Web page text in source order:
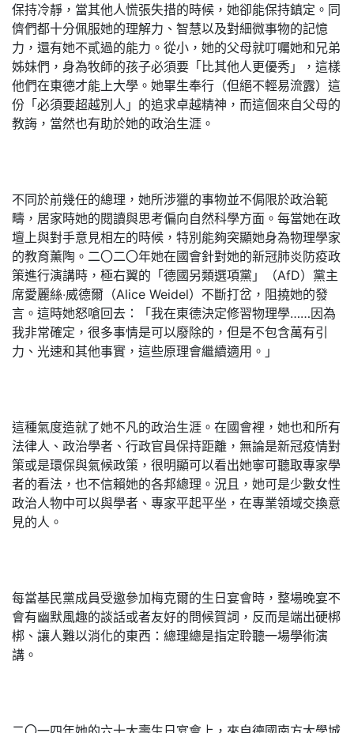
保持冷靜，當其他人慌張失措的時候，她卻能保持鎮定。同
儕們都十分佩服她的理解力、智慧以及對細微事物的記憶
力，還有她不貳過的能力。從小，她的父母就叮囑她和兄弟
姊妹們，身為牧師的孩子必須要「比其他人更優秀」，這樣
他們在東德才能上大學。她畢生奉行（但絕不輕易流露）這
份「必須要超越別人」的追求卓越精神，而這個來自父母的
教誨，當然也有助於她的政治生涯。
不同於前幾任的總理，她所涉獵的事物並不侷限於政治範
疇，居家時她的閱讀與思考偏向自然科學方面。每當她在政
壇上與對手意見相左的時候，特別能夠突顯她身為物理學家
的教育薰陶。二〇二〇年她在國會針對她的新冠肺炎防疫政
策進行演講時，極右翼的「德國另類選項黨」（AfD）黨主
席愛麗絲‧威德爾（Alice Weidel）不斷打岔，阻撓她的發
言。這時她怒嗆回去：「我在東德決定修習物理學……因為
我非常確定，很多事情是可以廢除的，但是不包含萬有引
力、光速和其他事實，這些原理會繼續適用。」
這種氣度造就了她不凡的政治生涯。在國會裡，她也和所有
法律人、政治學者、行政官員保持距離，無論是新冠疫情對
策或是環保與氣候政策，很明顯可以看出她寧可聽取專家學
者的看法，也不信賴她的各邦總理。況且，她可是少數女性
政治人物中可以與學者、專家平起平坐，在專業領域交換意
見的人。
每當基民黨成員受邀參加梅克爾的生日宴會時，整場晚宴不
會有幽默風趣的談話或者友好的問候賀詞，反而是端出硬梆
梆、讓人難以消化的東西：總理總是指定聆聽一場學術演
講。